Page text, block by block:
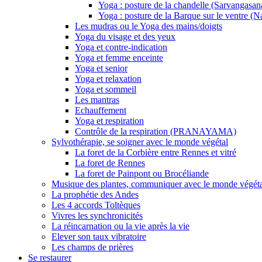
Yoga : posture de la chandelle
Yoga : posture de la Barque sur le ventre
Les mudras ou le Yoga des mains/doigts
Yoga du visage et des yeux
Yoga et contre-indication
Yoga et femme enceinte
Yoga et senior
Yoga et relaxation
Yoga et sommeil
Les mantras
Echauffement
Yoga et respiration
Contrôle de la respiration (PRANAYAMA)
Sylvothérapie, se soigner avec le monde végétal
La foret de la Corbière entre Rennes et vitré
La foret de Rennes
La foret de Painpont ou Brocéliande
Musique des plantes, communiquer avec le monde
La prophétie des Andes
Les 4 accords Toltèques
Vivres les synchronicités
La réincarnation ou la vie après la vie
Elever son taux vibratoire
Les champs de prières
Se restaurer